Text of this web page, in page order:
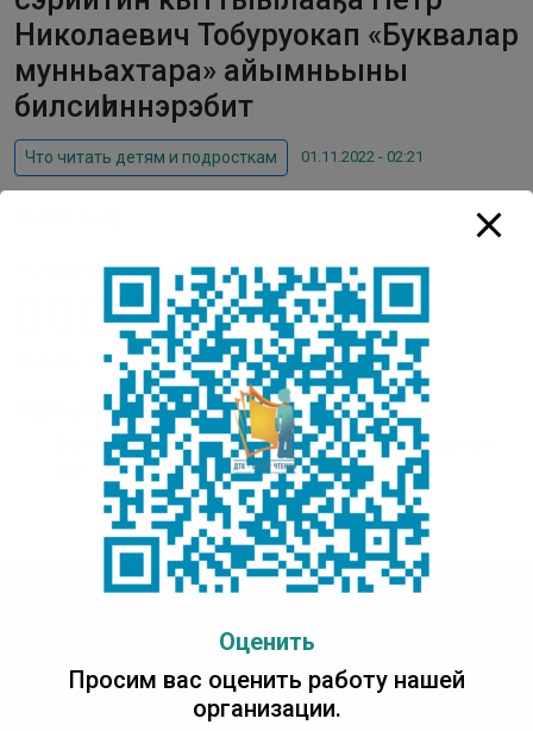
Николаевич Тобуруокап «Буквалар
мунньахтара» айымньыны
билсиһиннэрэбит
Что читать детям и подросткам 01.11.2022 - 02:21
Насколько вам понравилась публикация?
Оценок пока нет. Поставьте оценку первым.
Рекомендуем:
Викторина “Из какого детского произведения
отрывок?”
Детская Точка Кипения
Центр Чтения
IT Park Yakutsk, проспект Ленина, д. 1, 3 этаж
Оценить
Просим вас оценить работу нашей
организации.